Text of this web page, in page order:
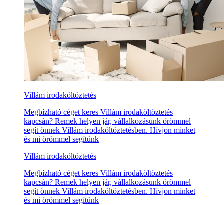
Villám irodaköltöztetés
Megbízható céget keres Villám irodaköltöztetés
kapcsán? Remek helyen jár, vállalkozásunk örömmel
segít önnek Villám irodaköltöztetésben. Hívjon minket
és mi örömmel segítünk
Villám irodaköltöztetés
Megbízható céget keres Villám irodaköltöztetés
kapcsán? Remek helyen jár, vállalkozásunk örömmel
segít önnek Villám irodaköltöztetésben. Hívjon minket
és mi örömmel segítünk